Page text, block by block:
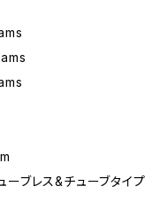
ーブレス&チューブタイプ